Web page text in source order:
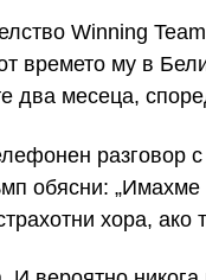
Winning
времето му в
два месеца,
разговор
обясни: „Имахме
хора, ако